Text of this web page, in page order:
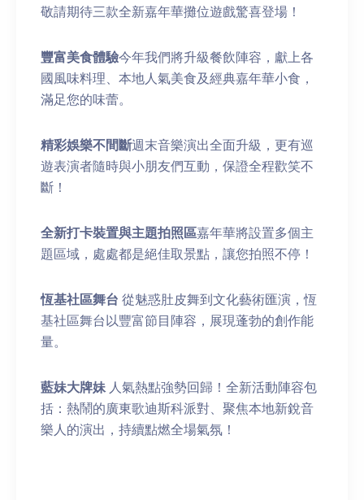
敬請期待三款全新嘉年華攤位遊戲驚喜登場！
豐富美食體驗今年我們將升級餐飲陣容，獻上各
國風味料理、本地人氣美食及經典嘉年華小食，
滿足您的味蕾。
精彩娛樂不間斷週末音樂演出全面升級，更有巡
遊表演者隨時與小朋友們互動，保證全程歡笑不
斷！
全新打卡裝置與主題拍照區嘉年華將設置多個主
題區域，處處都是絕佳取景點，讓您拍照不停！
恆基社區舞台 從魅惑肚皮舞到文化藝術匯演，恆
基社區舞台以豐富節目陣容，展現蓬勃的創作能
量。
藍妹大牌妹人氣熱點強勢回歸！全新活動陣容包
括：熱鬧的廣東歌迪斯科派對、聚焦本地新銳音
樂人的演出，持續點燃全場氣氛！